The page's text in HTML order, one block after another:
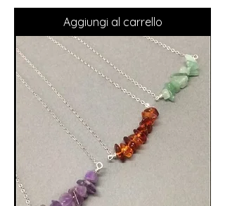
Aggiungi al carrello